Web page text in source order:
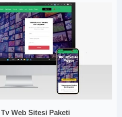
Web Sitesi Paketi